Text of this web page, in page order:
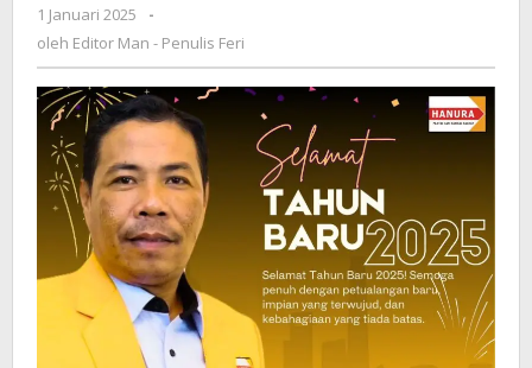
1 Januari 2025
oleh
Editor
Penulis
Feri
-
oleh Editor Man - Penulis Feri